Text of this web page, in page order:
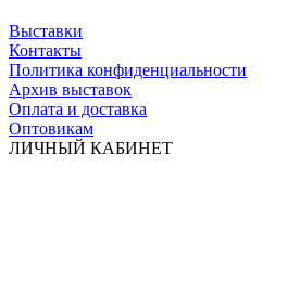
Выставки
Контакты
Политика конфиденциальности
Архив выставок
Оплата и доставка
Оптовикам
ЛИЧНЫЙ КАБИНЕТ